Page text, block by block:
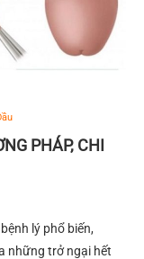
PHÁP, CHI
lý phổ biến,
những trở ngại hết